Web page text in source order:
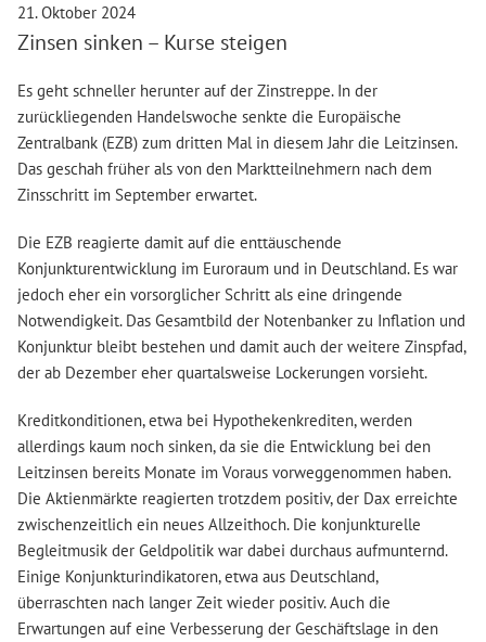
21. Oktober 2024
Zinsen sinken – Kurse steigen
Es geht schneller herunter auf der Zinstreppe. In der
zurückliegenden Handelswoche senkte die Europäische
Zentralbank (EZB) zum dritten Mal in diesem Jahr die Leitzinsen.
Das geschah früher als von den Marktteilnehmern nach dem
Zinsschritt im September erwartet.
Die EZB reagierte damit auf die enttäuschende
Konjunkturentwicklung im Euroraum und in Deutschland. Es war
jedoch eher ein vorsorglicher Schritt als eine dringende
Notwendigkeit. Das Gesamtbild der Notenbanker zu Inflation und
Konjunktur bleibt bestehen und damit auch der weitere Zinspfad,
der ab Dezember eher quartalsweise Lockerungen vorsieht.
Kreditkonditionen, etwa bei Hypothekenkrediten, werden
allerdings kaum noch sinken, da sie die Entwicklung bei den
Leitzinsen bereits Monate im Voraus vorweggenommen haben.
Die Aktienmärkte reagierten trotzdem positiv, der Dax erreichte
zwischenzeitlich ein neues Allzeithoch. Die konjunkturelle
Begleitmusik der Geldpolitik war dabei durchaus aufmunternd.
Einige Konjunkturindikatoren, etwa aus Deutschland,
überraschten nach langer Zeit wieder positiv. Auch die
Erwartungen auf eine Verbesserung der Geschäftslage in den